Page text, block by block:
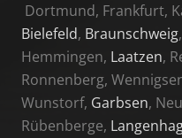
Dortmund, Frankfurt,
Bielefeld, Braunschweig
Hemmingen, Laatzen,
Ronnenberg,
Wunstorf, Garbsen,
Rübenberge,